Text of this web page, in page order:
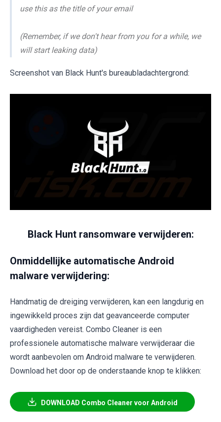
use this as the title of your email
(Remember, if we don't hear from you for a while, we
will start leaking data)
Screenshot van Black Hunt's bureaubladachtergrond:
Black Hunt ransomware verwijderen:
Onmiddellijke automatische Android
malware verwijdering:
Handmatig de dreiging verwijderen, kan een langdurig en
ingewikkeld proces zijn dat geavanceerde computer
vaardigheden vereist. Combo Cleaner is een
professionele automatische malware verwijderaar die
wordt aanbevolen om Android malware te verwijderen.
Download het door op de onderstaande knop te klikken:
DOWNLOAD Combo Cleaner voor Android